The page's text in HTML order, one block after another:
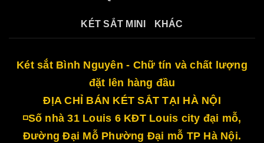
KÉT SẮT MINI KHÁC
Két sắt Bình Nguyên - Chữ tín và chất lượng
đặt lên hàng đầu
ĐỊA CHỈ BÁN KÉT SẮT TẠI HÀ NỘI
◽Số nhà 31 Louis 6 KĐT Louis city đại mỗ,
Đường Đại Mỗ Phường Đại mỗ TP Hà Nội.